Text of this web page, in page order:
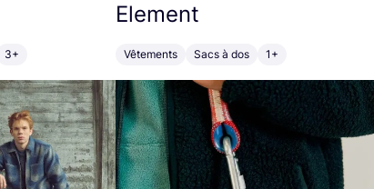
3+
Element
Vêtements Sacs à dos 1+